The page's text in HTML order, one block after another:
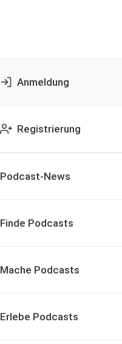
Anmeldung
Registrierung
Podcast-News
Finde Podcasts
Mache Podcasts
Erlebe Podcasts